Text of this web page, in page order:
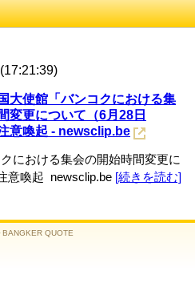
大使館「バンコクにおける集
変更について（6月28日
意喚起 - newsclip.be
における集会の開始時間変更に
意喚起 newsclip.be [続きを読む]
QUOTE